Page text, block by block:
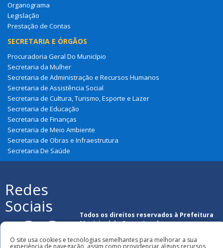
Organograma
Legislação
Prestação de Contas
SECRETARIA E ÓRGÃOS
Procuradoria Geral Do Município
Secretaria da Mulher
Secretaria de Administração e Recursos Humanos
Secretaria de Assistência Social
Secretaria de Cultura, Turismo, Esporte e Lazer
Secretaria de Educação
Secretaria de Finanças
Secretaria de Meio Ambiente
Secretaria de Obras e Infraestrutura
Secretaria De Saúde
Redes
Sociais
Todos os direitos reservados à Prefeitura
Municipal de Graça Aranha
O site usa cookies e tecnologias semelhantes para melhorar a sua
experiência de navegação, assim como providenciar alguns recursos